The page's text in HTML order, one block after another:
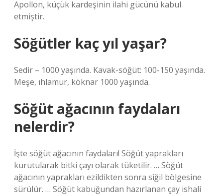
Apollon, küçük kardeşinin ilahi gücünü kabul
etmiştir.
Söğütler kaç yıl yaşar?
Sedir – 1000 yaşında. Kavak-söğüt: 100-150 yaşında.
Meşe, ıhlamur, köknar 1000 yaşında.
Söğüt ağacının faydaları
nelerdir?
İşte söğüt ağacının faydaları! Söğüt yaprakları
kurutularak bitki çayı olarak tüketilir. … Söğüt
ağacının yaprakları ezildikten sonra siğil bölgesine
sürülür. … Söğüt kabuğundan hazırlanan çay ishali